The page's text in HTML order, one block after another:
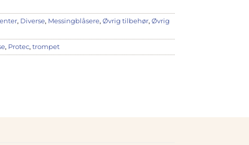
, Diverse, Messingblåsere, Øvrig tilbehør, Øvrig
, Protec, trompet